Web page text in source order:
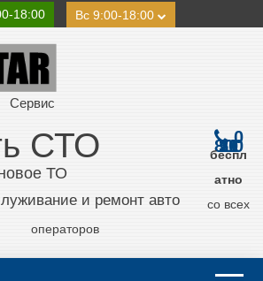
18:00 Вс 9:00-18:00
Сервис
СТО
ТО
и ремонт авто
0
800 21 11 50
беспл
атно
со всех
операторов